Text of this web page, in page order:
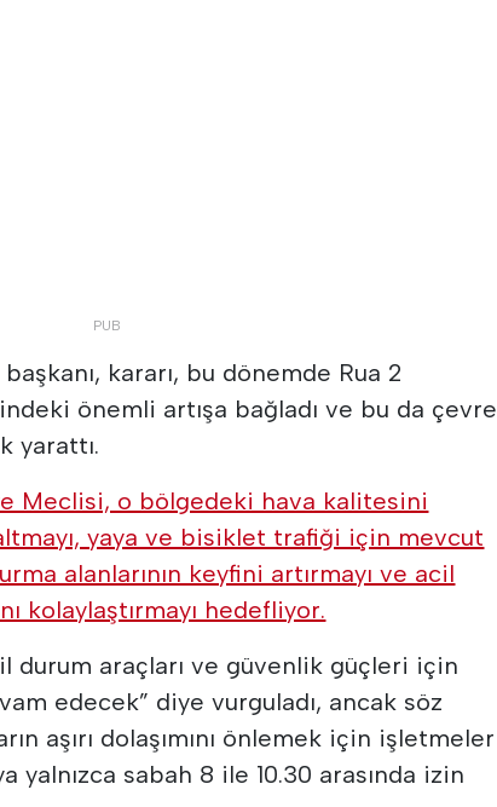
kararı, bu dönemde Rua 2
önemli artışa bağladı ve bu da çevre
yarattı.
Meclisi, o bölgedeki hava kalitesini
yaya ve bisiklet trafiği için mevcut
alanlarının keyfini artırmayı ve acil
kolaylaştırmayı hedefliyor.
durum araçları ve güvenlik güçleri için
edecek” diye vurguladı, ancak söz
aşırı dolaşımını önlemek için işletmeler
yalnızca sabah 8 ile 10.30 arasında izin